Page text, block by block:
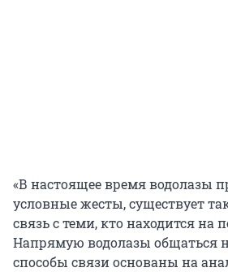
«В настоящее время водолазы
условные жесты, существует
связь с теми, кто находится на
Напрямую водолазы общаться
способы связи основаны на